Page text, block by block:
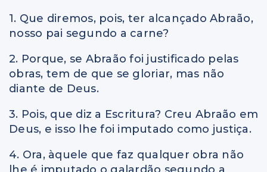
1. Que diremos, pois, ter alcançado Abraão,
nosso pai segundo a carne?
2. Porque, se Abraão foi justificado pelas
obras, tem de que se gloriar, mas não
diante de Deus.
3. Pois, que diz a Escritura? Creu Abraão em
Deus, e isso lhe foi imputado como justiça.
4. Ora, àquele que faz qualquer obra não
lhe é imputado o galardão segundo a